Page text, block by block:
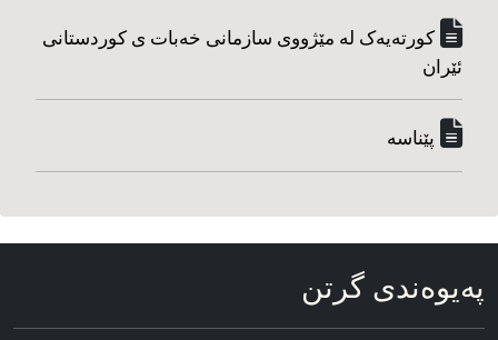
کورته‌یه‌ک له مێژووی سازمانی خه‌بات ی کوردستانی
ئێران
پێناسه‌
په‌یوه‌ندی گرتن